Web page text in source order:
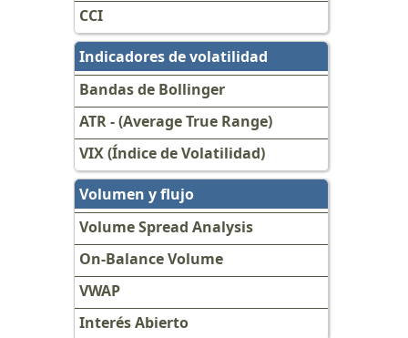
CCI
Indicadores de volatilidad
Bandas de Bollinger
ATR - (Average True Range)
VIX (Índice de Volatilidad)
Volumen y flujo
Volume Spread Analysis
On-Balance Volume
VWAP
Interés Abierto